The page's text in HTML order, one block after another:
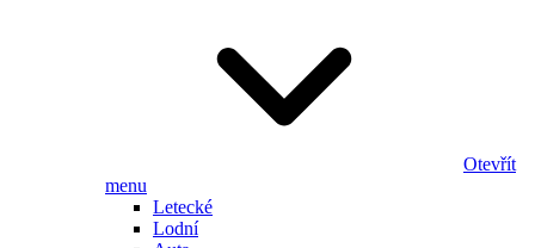
Otevřít
menu
Letecké
Lodní